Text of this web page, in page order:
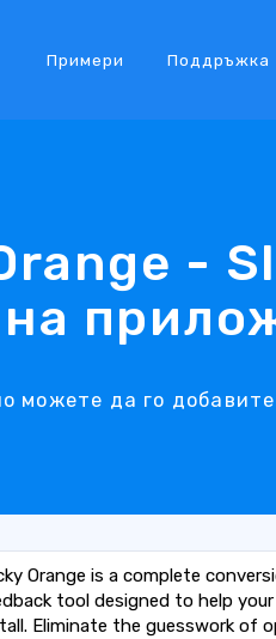
Примери Поддръжка
-
можете да го
Orange is a complete
tool designed to help
Eliminate the guesswork of